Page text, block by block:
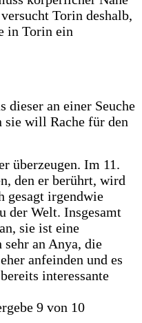
Torin deshalb,
in Torin ein
an einer Seuche
sie will Rache für den
überzeugen. Im 11.
den er berührt, wird
gesagt irgendwie
der Welt. Insgesamt
sie ist eine
an Anya, die
anfeinden und es
interessante
9 von 10